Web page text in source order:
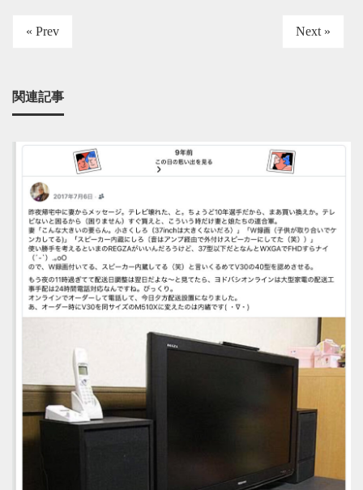
« Prev Next »
関連記事